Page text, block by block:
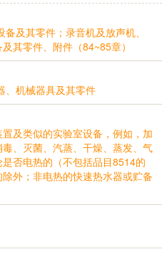
及其零件；录音机及放声机、
其零件、附件（84~85章）
、机械器具及其零件
及类似的实验室设备，例如，加
、灭菌、汽蒸、干燥、蒸发、气
否电热的（不包括品目8514的
外；非电热的快速热水器或贮备